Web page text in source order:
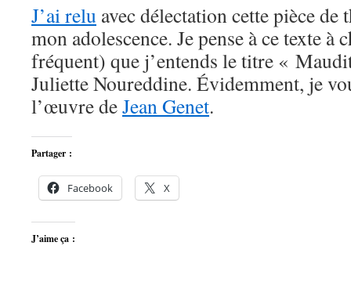
J’ai relu avec délectation cette pièce de
mon adolescence. Je pense à ce texte à
fréquent) que j’entends le titre «
Juliette Noureddine. Évidemment, je
l’œuvre deJean Genet.
Partager :
Facebook X
J’aime ça :